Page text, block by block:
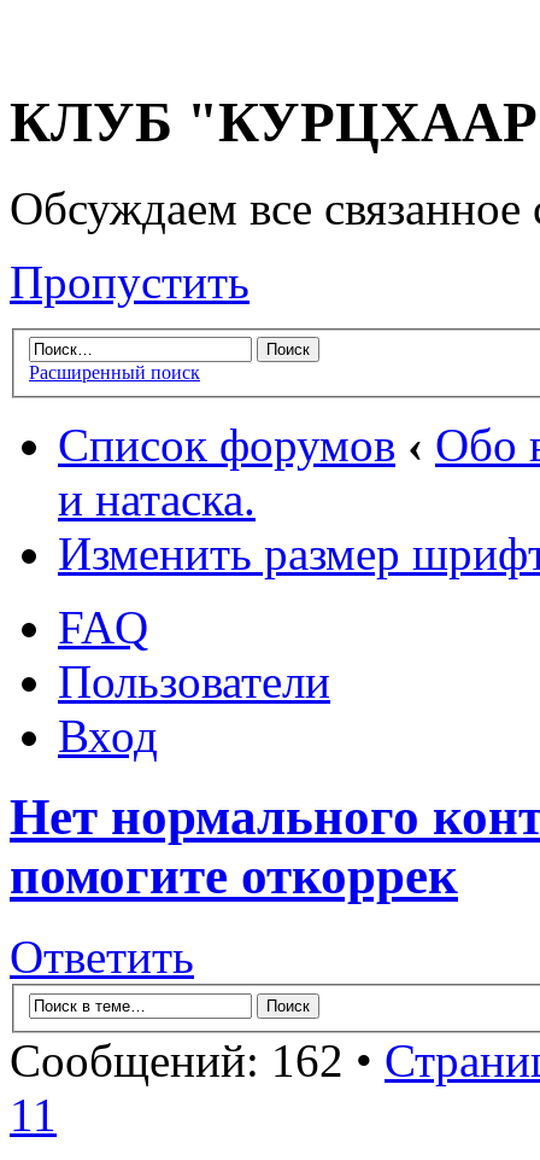
КЛУБ "КУРЦХААР"
Обсуждаем все
Пропустить
Расширенный поиск
Список форумов ‹ Обо
и натаска.
Изменить размер
FAQ
Пользователи
Вход
Нет нормального
помогите откоррек
Ответить
Сообщений: 162 •
11